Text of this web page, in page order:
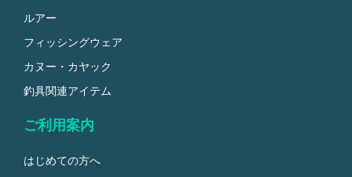
ルアー
フィッシングウェア
カヌー・カヤック
釣具関連アイテム
ご利用案内
はじめての方へ